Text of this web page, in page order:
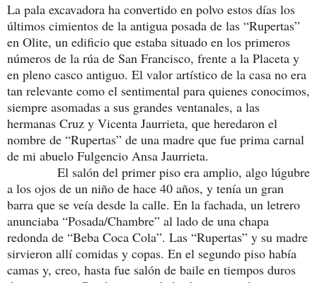
La pala excavadora ha convertido en polvo estos días los
últimos cimientos de la antigua posada de las “Rupertas”
en Olite, un edificio que estaba situado en los primeros
números de la rúa de San Francisco, frente a la Placeta y
en pleno casco antiguo. El valor artístico de la casa no era
tan relevante como el sentimental para quienes conocimos,
siempre asomadas a sus grandes ventanales, a las
hermanas Cruz y Vicenta Jaurrieta, que heredaron el
nombre de “Rupertas” de una madre que fue prima carnal
de mi abuelo Fulgencio Ansa Jaurrieta.
El salón del primer piso era amplio, algo lúgubre
a los ojos de un niño de hace 40 años, y tenía un gran
barra que se veía desde la calle. En la fachada, un letrero
anunciaba “Posada/Chambre” al lado de una chapa
redonda de “Beba Coca Cola”. Las “Rupertas” y su madre
sirvieron allí comidas y copas. En el segundo piso había
camas y, creo, hasta fue salón de baile en tiempos duros